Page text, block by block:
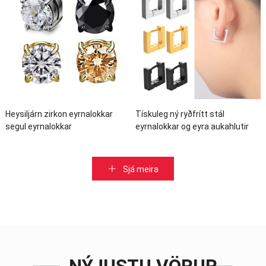
Heysiljárn zirkon eyrnalokkar
segul eyrnalokkar
Tískuleg ný ryðfrítt stál
eyrnalokkar og eyra aukahlutir
Sjá meira